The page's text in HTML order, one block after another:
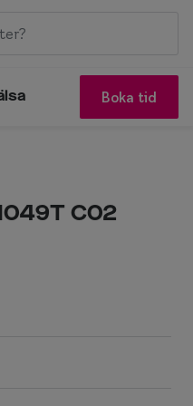
Boka tid
C02